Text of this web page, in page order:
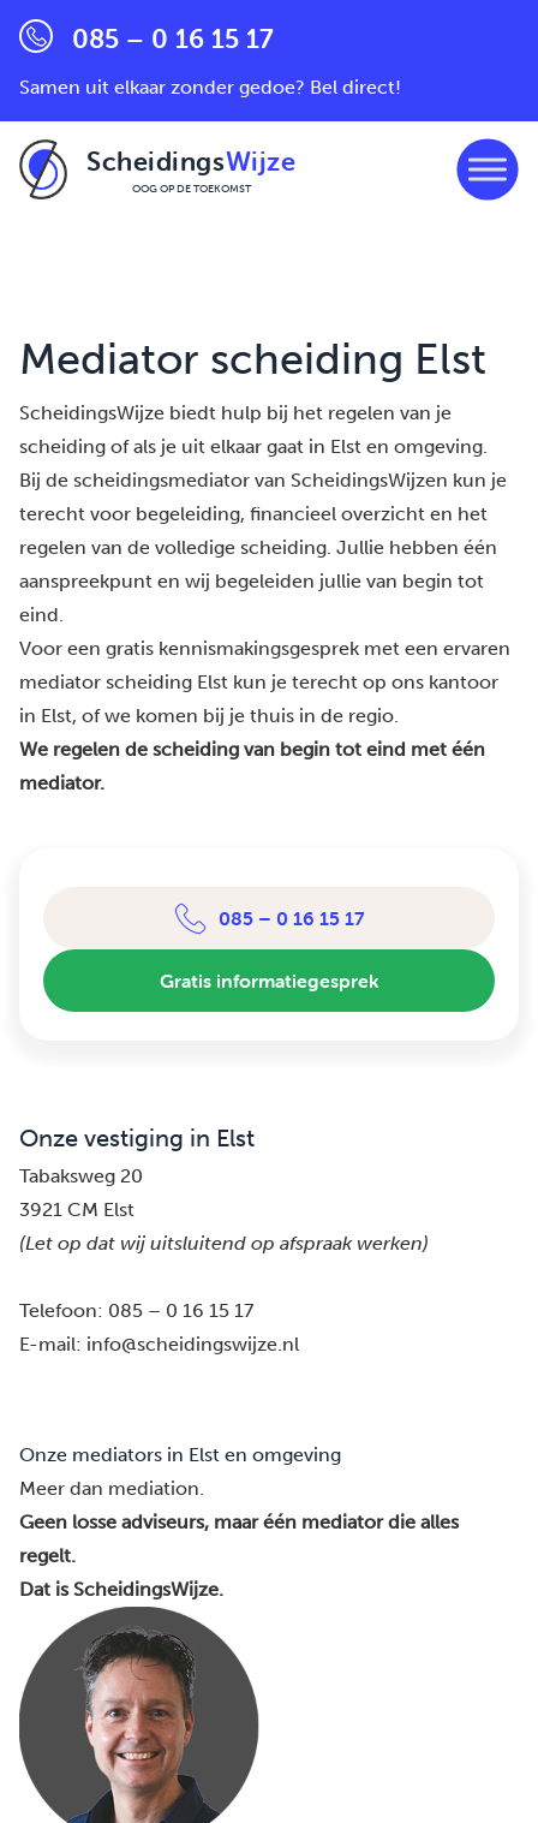
085 – 0 16 15 17
Samen uit elkaar zonder gedoe? Bel direct!
ScheidingsWijze
OOG OP DE TOEKOMST
Mediator scheiding Elst
ScheidingsWijze biedt hulp bij het regelen van je
scheiding of als je uit elkaar gaat in Elst en omgeving.
Bij de scheidingsmediator van ScheidingsWijzen kun je
terecht voor begeleiding, financieel overzicht en het
regelen van de volledige scheiding. Jullie hebben één
aanspreekpunt en wij begeleiden jullie van begin tot
eind.
Voor een gratis kennismakingsgesprek met een ervaren
mediator scheiding Elst kun je terecht op ons kantoor
in Elst, of we komen bij je thuis in de regio.
We regelen de scheiding van begin tot eind met één
mediator.
085 – 0 16 15 17
Gratis informatiegesprek
Onze vestiging in Elst
Tabaksweg 20
3921 CM Elst
(Let op dat wij uitsluitend op afspraak werken)
Telefoon: 085 – 0 16 15 17
E-mail: info@scheidingswijze.nl
Onze mediators in Elst en omgeving
Meer dan mediation.
Geen losse adviseurs, maar één mediator die alles
regelt.
Dat is ScheidingsWijze.